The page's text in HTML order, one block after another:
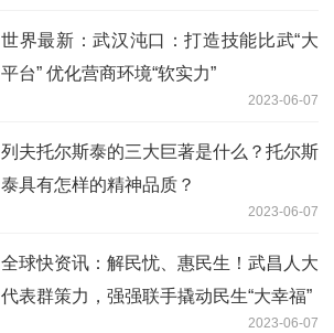
世界最新：武汉沌口：打造技能比武“大
平台” 优化营商环境“软实力”
2023-06-07
列夫托尔斯泰的三大巨著是什么？托尔斯
泰具有怎样的精神品质？
2023-06-07
全球快资讯：解民忧、惠民生！武昌人大
代表群策力，强强联手撬动民生“大幸福”
2023-06-07